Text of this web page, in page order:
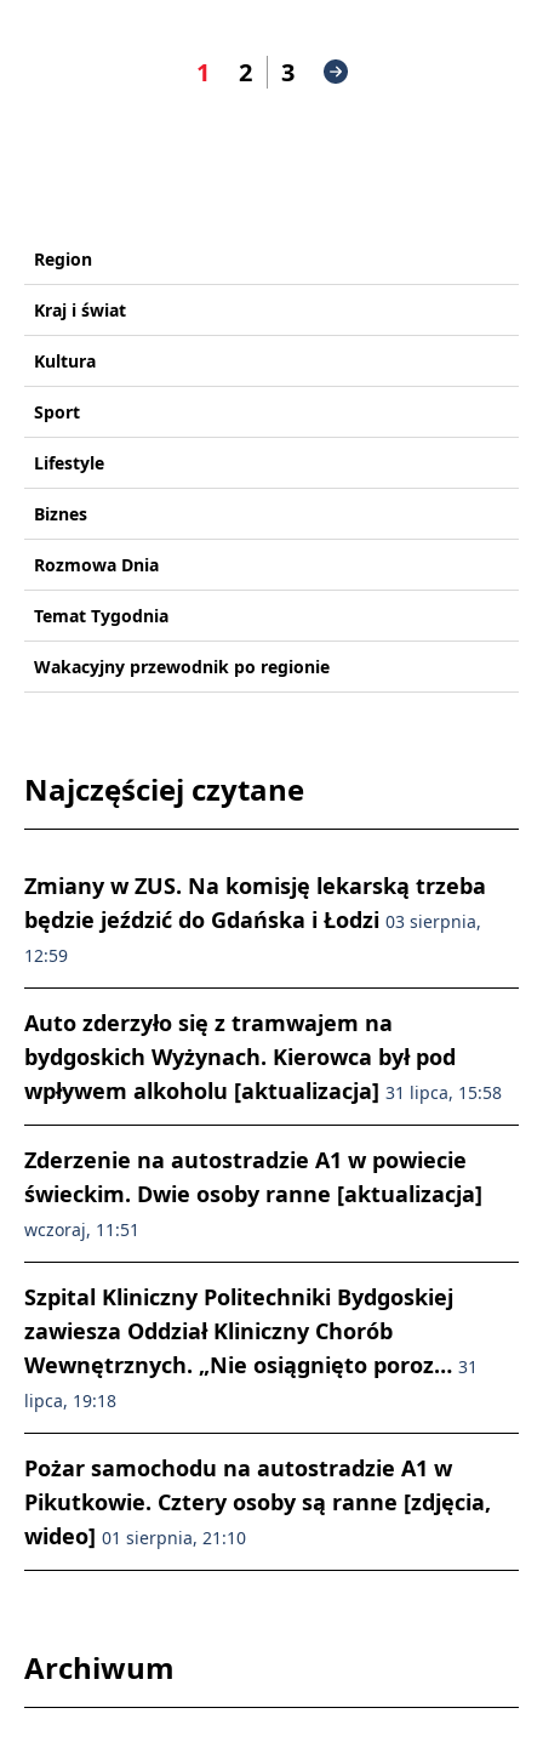
1 2 3
Region
Kraj i świat
Kultura
Sport
Lifestyle
Biznes
Rozmowa Dnia
Temat Tygodnia
Wakacyjny przewodnik po regionie
Najczęściej czytane
Zmiany w ZUS. Na komisję lekarską trzeba
będzie jeździć do Gdańska i Łodzi 03 sierpnia,
12:59
Auto zderzyło się z tramwajem na
bydgoskich Wyżynach. Kierowca był pod
wpływem alkoholu [aktualizacja] 31 lipca, 15:58
Zderzenie na autostradzie A1 w powiecie
świeckim. Dwie osoby ranne [aktualizacja]
wczoraj, 11:51
Szpital Kliniczny Politechniki Bydgoskiej
zawiesza Oddział Kliniczny Chorób
Wewnętrznych. „Nie osiągnięto poroz… 31
lipca, 19:18
Pożar samochodu na autostradzie A1 w
Pikutkowie. Cztery osoby są ranne [zdjęcia,
wideo] 01 sierpnia, 21:10
Archiwum